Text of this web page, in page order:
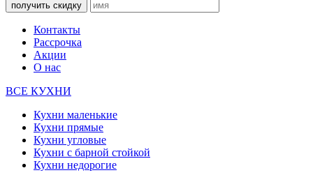
получить скидку
Контакты
Рассрочка
Акции
О нас
ВСЕ КУХНИ
Кухни маленькие
Кухни прямые
Кухни угловые
Кухни с барной стойкой
Кухни недорогие